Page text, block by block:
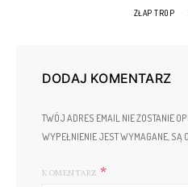
ZŁAP TROP
DODAJ KOMENTARZ
TWÓJ ADRES EMAIL NIE ZOSTANIE
WYPEŁNIENIE JEST WYMAGANE, SĄ
KOMENTARZ